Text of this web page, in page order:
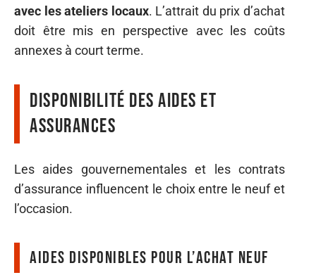
avec les ateliers locaux. L’attrait du prix d’achat
doit être mis en perspective avec les coûts
annexes à court terme.
Disponibilité des aides et
assurances
Les aides gouvernementales et les contrats
d’assurance influencent le choix entre le neuf et
l’occasion.
Aides disponibles pour l’achat neuf